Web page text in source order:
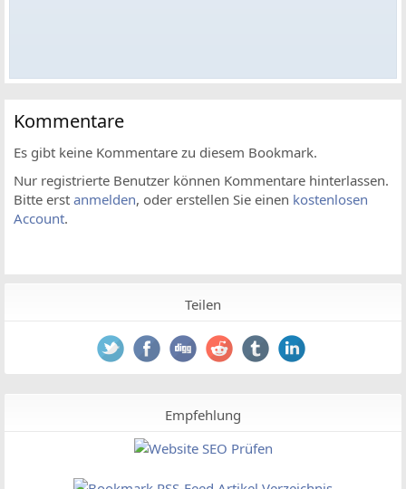
Kommentare
Es gibt keine Kommentare zu diesem Bookmark.
Nur registrierte Benutzer können Kommentare hinterlassen.
Bitte erst anmelden, oder erstellen Sie einen kostenlosen
Account.
Teilen
Empfehlung